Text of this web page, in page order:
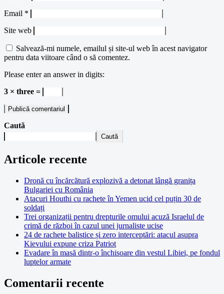
Email *
Site web
Salvează-mi numele, emailul și site-ul web în acest navigator
pentru data viitoare când o să comentez.
Please enter an answer in digits:
3 × three =
Caută
Caută
Articole recente
Dronă cu încărcătură explozivă a detonat lângă granița
Bulgariei cu România
Atacuri Houthi cu rachete în Yemen ucid cel puțin 30 de
soldați
Trei organizații pentru drepturile omului acuză Israelul de
crimă de război în cazul unei jurnaliste ucise
24 de rachete balistice și zero interceptări: atacul asupra
Kievului expune criza Patriot
Evadare în masă dintr-o închisoare din vestul Libiei, pe fondul
luptelor armate
Comentarii recente